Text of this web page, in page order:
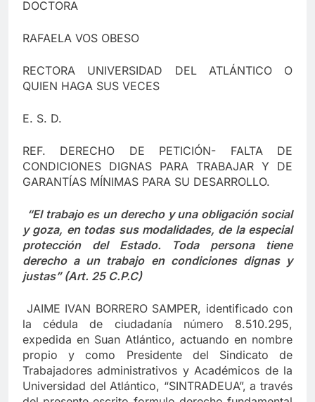
DOCTORA
RAFAELA VOS OBESO
RECTORA UNIVERSIDAD DEL ATLÁNTICO O
QUIEN HAGA SUS VECES
E. S. D.
REF. DERECHO DE PETICIÓN- FALTA DE
CONDICIONES DIGNAS PARA TRABAJAR Y DE
GARANTÍAS MÍNIMAS PARA SU DESARROLLO.
“El trabajo es un derecho y una obligación social
y goza, en todas sus modalidades, de la especial
protección del Estado. Toda persona tiene
derecho a un trabajo en condiciones dignas y
justas” (Art. 25 C.P.C)
JAIME IVAN BORRERO SAMPER, identificado con
la cédula de ciudadanía número 8.510.295,
expedida en Suan Atlántico, actuando en nombre
propio y como Presidente del Sindicato de
Trabajadores administrativos y Académicos de la
Universidad del Atlántico, “SINTRADEUA”, a través